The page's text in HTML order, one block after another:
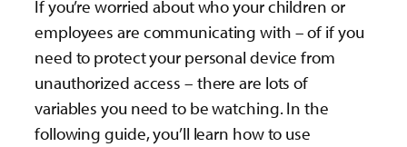
If you’re worried about who your children or
employees are communicating with – of if you
need to protect your personal device from
unauthorized access – there are lots of
variables you need to be watching. In the
following guide, you’ll learn how to use